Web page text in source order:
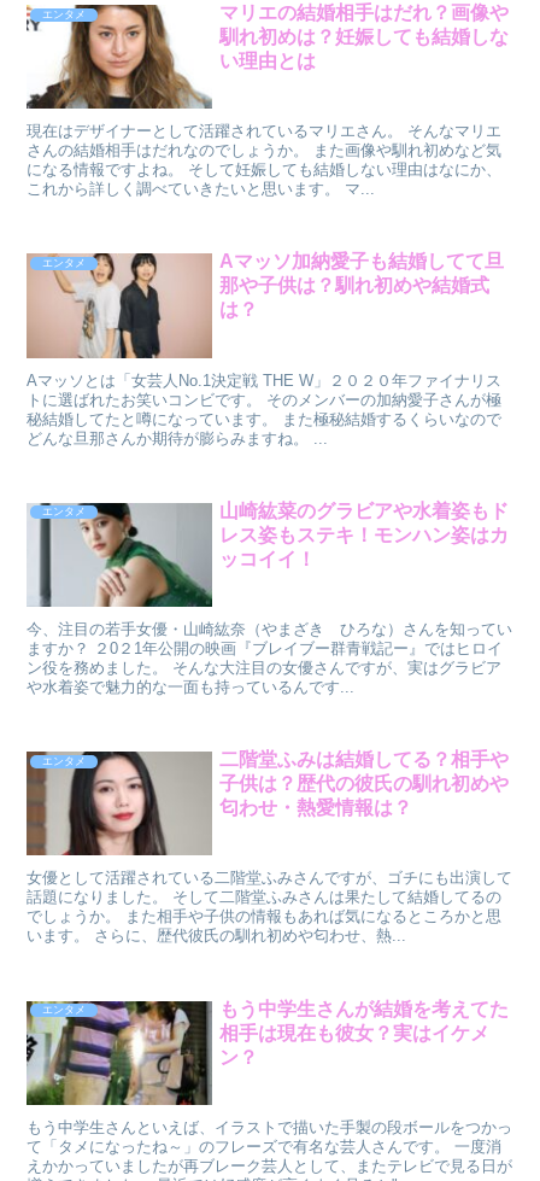
エンタメ
マリエの結婚相手はだれ？画像や
馴れ初めは？妊娠しても結婚しな
い理由とは
現在はデザイナーとして活躍されているマリエさん。 そんなマリエ
さんの結婚相手はだれなのでしょうか。 また画像や馴れ初めなど気
になる情報ですよね。 そして妊娠しても結婚しない理由はなにか、
これから詳しく調べていきたいと思います。 マ...
エンタメ
Aマッソ加納愛子も結婚してて旦
那や子供は？馴れ初めや結婚式
は？
Aマッソとは「女芸人No.1決定戦 THE W」２０２０年ファイナリス
トに選ばれたお笑いコンビです。 そのメンバーの加納愛子さんが極
秘結婚してたと噂になっています。 また極秘結婚するくらいなので
どんな旦那さんか期待が膨らみますね。 ...
エンタメ
山崎紘菜のグラビアや水着姿もド
レス姿もステキ！モンハン姿はカ
ッコイイ！
今、注目の若手女優・山崎紘奈（やまざき ひろな）さんを知ってい
ますか？ ２0２1年公開の映画『ブレイブー群青戦記ー』ではヒロイ
ン役を務めました。 そんな大注目の女優さんですが、実はグラビア
や水着姿で魅力的な一面も持っているんです...
エンタメ
二階堂ふみは結婚してる？相手や
子供は？歴代の彼氏の馴れ初めや
匂わせ・熱愛情報は？
女優として活躍されている二階堂ふみさんですが、ゴチにも出演して
話題になりました。 そして二階堂ふみさんは果たして結婚してるの
でしょうか。 また相手や子供の情報もあれば気になるところかと思
います。 さらに、歴代彼氏の馴れ初めや匂わせ、熱...
エンタメ
もう中学生さんが結婚を考えてた
相手は現在も彼女？実はイケメ
ン？
もう中学生さんといえば、イラストで描いた手製の段ボールをつかっ
て「タメになったね～」のフレーズで有名な芸人さんです。 一度消
えかかっていましたが再ブレーク芸人として、またテレビで見る日が